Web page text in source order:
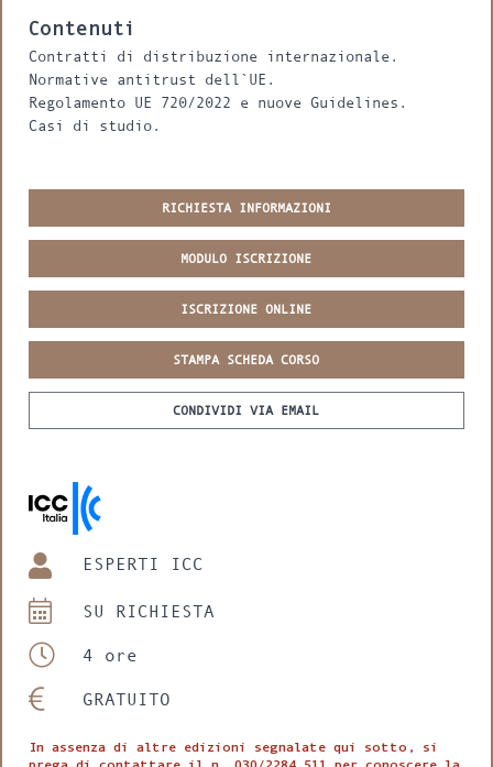
Contenuti
Contratti di distribuzione internazionale.
Normative antitrust dell`UE.
Regolamento UE 720/2022 e nuove Guidelines.
Casi di studio.
RICHIESTA INFORMAZIONI
MODULO ISCRIZIONE
ISCRIZIONE ONLINE
STAMPA SCHEDA CORSO
CONDIVIDI VIA EMAIL
ESPERTI ICC
SU RICHIESTA
4 ore
GRATUITO
In assenza di altre edizioni segnalate qui sotto, si
prega di contattare il n. 030/2284.511 per conoscere la